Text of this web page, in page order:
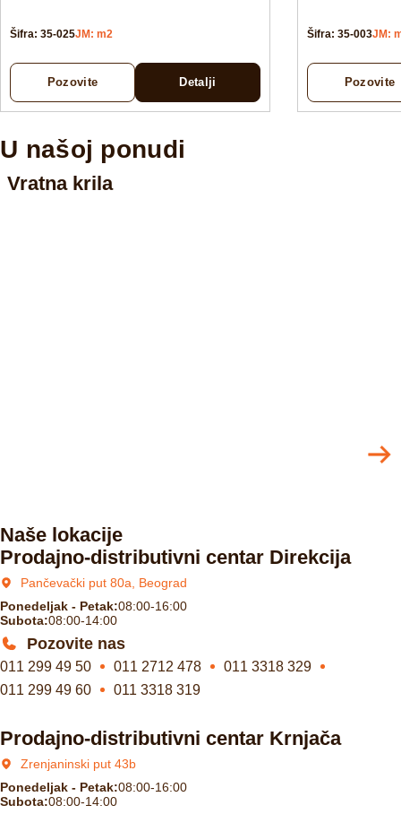
Šifra: 35-025JM: m2
Pozovite Detalji
Šifra: 35-003JM:
Pozovite
U našoj ponudi
Vratna krila
Naše lokacije
Prodajno-distributivni centar Direkcija
Pančevački put 80a, Beograd
Ponedeljak - Petak:08:00-16:00
Subota:08:00-14:00
Pozovite nas
011 299 49 50 011 2712 478
011 3318 329
011 299 49 60
011 3318 319
Prodajno-distributivni centar Krnjača
Zrenjaninski put 43b
Ponedeljak - Petak:08:00-16:00
Subota:08:00-14:00